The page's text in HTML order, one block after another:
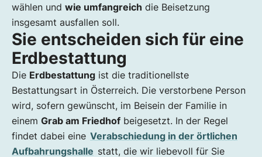
wählen und wie umfangreich die Beisetzung
insgesamt ausfallen soll.
Sie entscheiden sich für eine
Erdbestattung
Die Erdbestattung ist die traditionellste
Bestattungsart in Österreich. Die verstorbene Person
wird, sofern gewünscht, im Beisein der Familie in
einem Grab am Friedhof beigesetzt. In der Regel
findet dabei eine Verabschiedung in der örtlichen
Aufbahrungshalle statt, die wir liebevoll für Sie